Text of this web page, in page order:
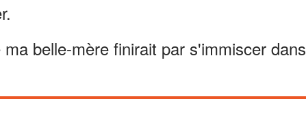
belle-mère finirait par s'immiscer dans